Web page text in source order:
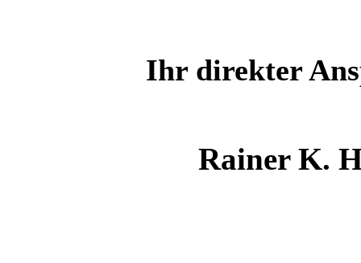
Ihr direkter
Rainer K.